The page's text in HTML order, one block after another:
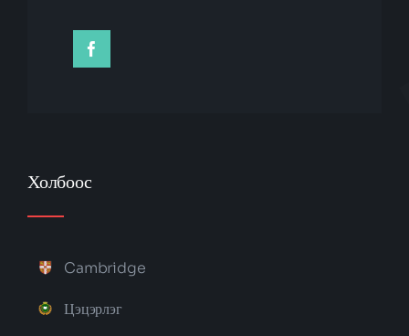
Холбоос
Cambridge
Цэцэрлэг